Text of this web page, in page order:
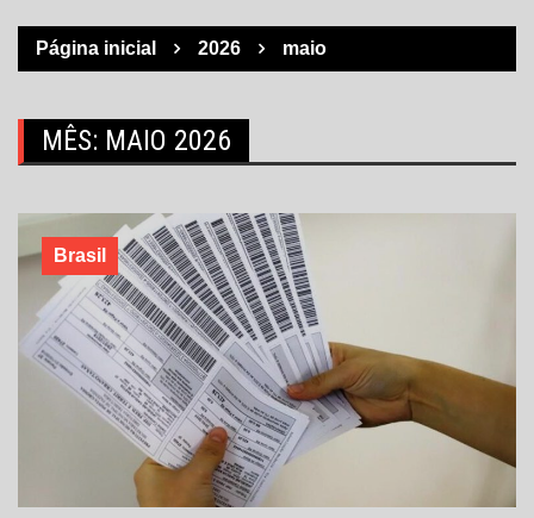
Página inicial 2026 maio
MÊS: MAIO 2026
Brasil